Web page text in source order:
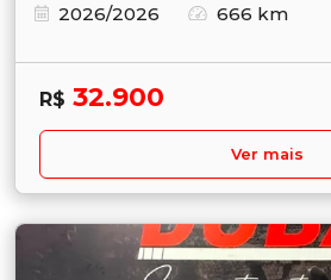
2026/2026
666 km
R$ 32.900
Ver mais